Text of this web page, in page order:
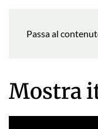
Passa al
Mostra